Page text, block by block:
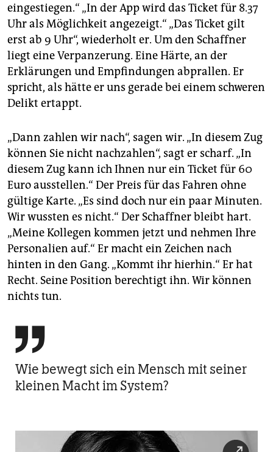
eingestiegen.“ „In der App wird das Ticket für 8.37
Uhr als Möglichkeit angezeigt.“ „Das Ticket gilt
erst ab 9 Uhr“, wiederholt er. Um den Schaffner
liegt eine Verpanzerung. Eine Härte, an der
Erklärungen und Empfindungen abprallen. Er
spricht, als hätte er uns gerade bei einem schweren
Delikt ertappt.
„Dann zahlen wir nach“, sagen wir. „In diesem Zug
können Sie nicht nachzahlen“, sagt er scharf. „In
diesem Zug kann ich Ihnen nur ein Ticket für 60
Euro ausstellen.“ Der Preis für das Fahren ohne
gültige Karte. „Es sind doch nur ein paar Minuten.
Wir wussten es nicht.“ Der Schaffner bleibt hart.
„Meine Kollegen kommen jetzt und nehmen Ihre
Personalien auf.“ Er macht ein Zeichen nach
hinten in den Gang. „Kommt ihr hierhin.“ Er hat
Recht. Seine Position berechtigt ihn. Wir können
nichts tun.

Wie bewegt sich ein Mensch mit seiner
kleinen Macht im System?